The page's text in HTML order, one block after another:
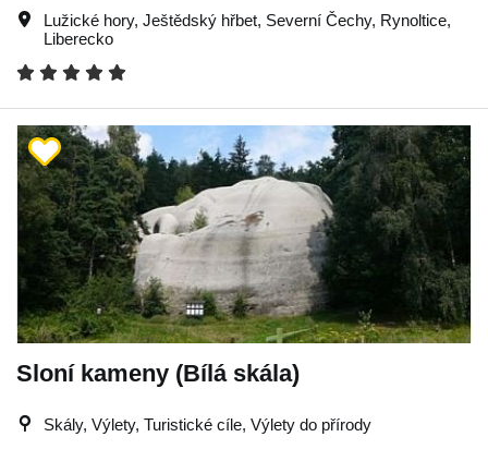
Lužické hory, Ještědský hřbet, Severní Čechy, Rynoltice,
Liberecko
Sloní kameny (Bílá skála)
Skály, Výlety, Turistické cíle, Výlety do přírody